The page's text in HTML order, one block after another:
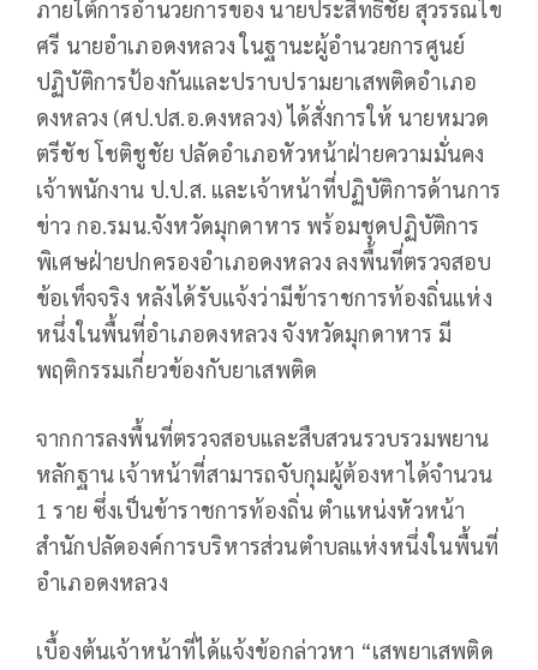
ภายใต้การอำนวยการของ นายประสิทธิชัย สุวรรณไข
ศรี นายอำเภอดงหลวง ในฐานะผู้อำนวยการศูนย์
ปฏิบัติการป้องกันและปราบปรามยาเสพติดอำเภอ
ดงหลวง (ศป.ปส.อ.ดงหลวง) ได้สั่งการให้ นายหมวด
ตรีชัช โชติชูชัย ปลัดอำเภอหัวหน้าฝ่ายความมั่นคง
เจ้าพนักงาน ป.ป.ส. และเจ้าหน้าที่ปฏิบัติการด้านการ
ข่าว กอ.รมน.จังหวัดมุกดาหาร พร้อมชุดปฏิบัติการ
พิเศษฝ่ายปกครองอำเภอดงหลวง ลงพื้นที่ตรวจสอบ
ข้อเท็จจริง หลังได้รับแจ้งว่ามีข้าราชการท้องถิ่นแห่ง
หนึ่งในพื้นที่อำเภอดงหลวง จังหวัดมุกดาหาร มี
พฤติกรรมเกี่ยวข้องกับยาเสพติด
จากการลงพื้นที่ตรวจสอบและสืบสวนรวบรวมพยาน
หลักฐาน เจ้าหน้าที่สามารถจับกุมผู้ต้องหาได้จำนวน
1 ราย ซึ่งเป็นข้าราชการท้องถิ่น ตำแหน่งหัวหน้า
สำนักปลัดองค์การบริหารส่วนตำบลแห่งหนึ่งในพื้นที่
อำเภอดงหลวง
เบื้องต้นเจ้าหน้าที่ได้แจ้งข้อกล่าวหา “เสพยาเสพติด